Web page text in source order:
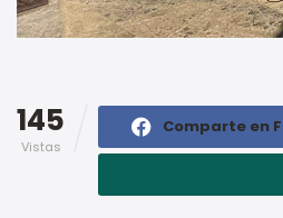
145
Vistas
Comparte en